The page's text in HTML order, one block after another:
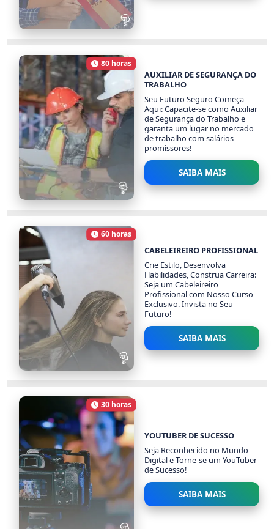
ESPANHOL
2041 alunos
AUXILIAR DE
SEGURANÇA DO
TRABALHO
1981 alunos
80 horas
Carga Horária
AUXILIAR DE SEGURANÇA DO
TRABALHO
Seu Futuro Seguro Começa
Aqui: Capacite-se como Auxiliar
de Segurança do Trabalho e
garanta um lugar no mercado
de trabalho com salários
promissores!
SAIBA MAIS
CABELEIREIRO
PROFISSIONAL
1703 alunos
60 horas
Carga Horária
CABELEIREIRO PROFISSIONAL
Crie Estilo, Desenvolva
Habilidades, Construa Carreira:
Seja um Cabeleireiro
Profissional com Nosso Curso
Exclusivo. Invista no Seu
Futuro!
SAIBA MAIS
30 horas
Carga Horária
YOUTUBER DE SUCESSO
Seja Reconhecido no Mundo
Digital e Torne-se um YouTuber
de Sucesso!
SAIBA MAIS